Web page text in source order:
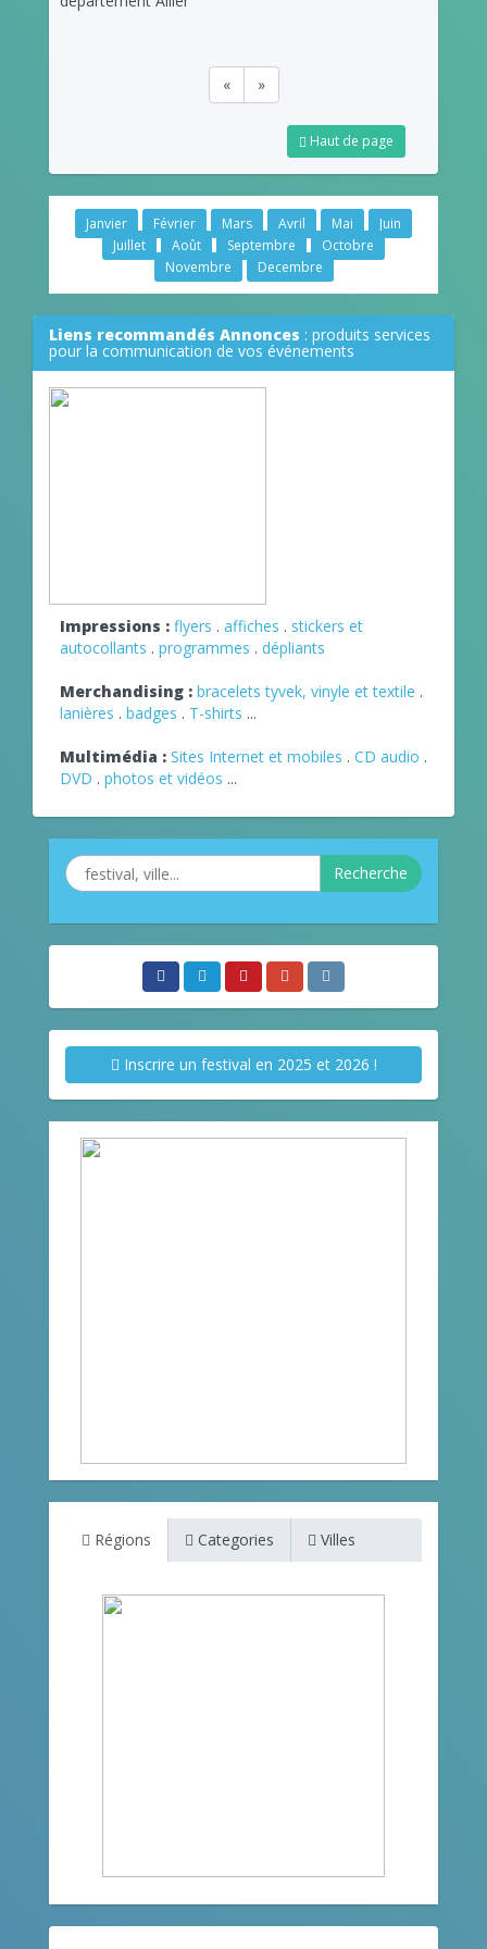
« »
Haut de page
Janvier Février Mars Avril Mai
Juin
Juillet
Août Septembre
Octobre
Novembre
Decembre
Liens recommandés Annonces : produits services
pour la communication de vos événements
Impressions : flyers . affiches . stickers et
autocollants . programmes . dépliants
Merchandising : bracelets tyvek, vinyle et textile .
lanières . badges . T-shirts ...
Multimédia : Sites Internet et mobiles . CD audio .
DVD . photos et vidéos ...
Recherche
Inscrire un festival en 2025 et 2026 !
Régions Categories Villes